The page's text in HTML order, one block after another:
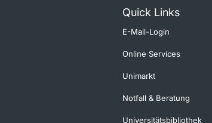
Quick Links
E-Mail-Login
Online Services
Unimarkt
Notfall & Beratung
Universitätsbibliothek